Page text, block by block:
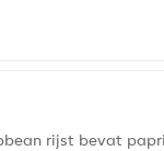
rijst bevat